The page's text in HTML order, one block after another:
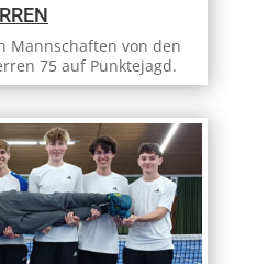
Mannschaften von den
75 auf Punktejagd.